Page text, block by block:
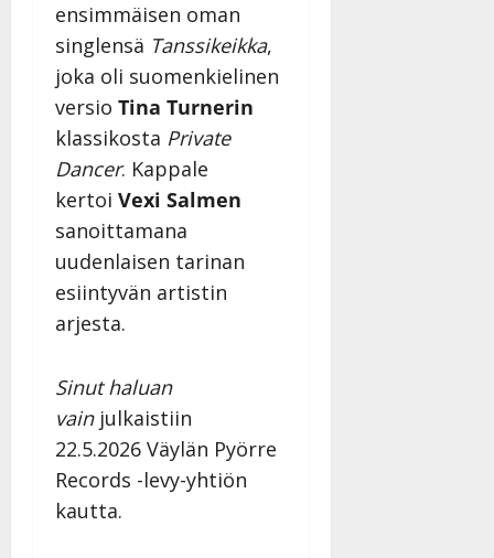
ensimmäisen oman
singlensä Tanssikeikka,
joka oli suomenkielinen
versio Tina Turnerin
klassikosta Private
Dancer. Kappale
kertoi Vexi Salmen
sanoittamana
uudenlaisen tarinan
esiintyvän artistin
arjesta.
Sinut haluan
vainjulkaistiin
22.5.2026 Väylän Pyörre
Records -levy-yhtiön
kautta.